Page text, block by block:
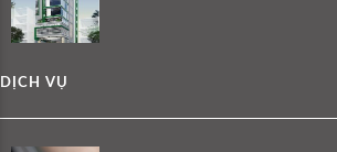
DỊCH VỤ